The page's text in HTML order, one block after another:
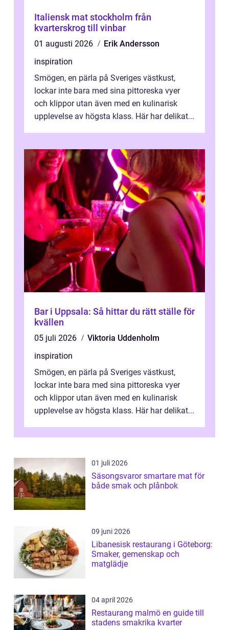
Italiensk mat stockholm från
kvarterskrog till vinbar
01 augusti 2026
Erik Andersson
inspiration
Smögen, en pärla på Sveriges västkust,
lockar inte bara med sina pittoreska vyer
och klippor utan även med en kulinarisk
upplevelse av högsta klass. Här har delikat...
Bar i Uppsala: Så hittar du rätt ställe för
kvällen
05 juli 2026
Viktoria Uddenholm
inspiration
Smögen, en pärla på Sveriges västkust,
lockar inte bara med sina pittoreska vyer
och klippor utan även med en kulinarisk
upplevelse av högsta klass. Här har delikat...
01 juli 2026
Säsongsvaror smartare mat för
både smak och plånbok
09 juni 2026
Libanesisk restaurang i Göteborg:
Smaker, gemenskap och
matglädje
04 april 2026
Restaurang malmö en guide till
stadens smakrika kvarter